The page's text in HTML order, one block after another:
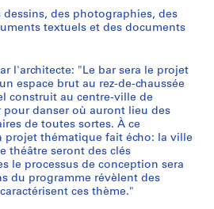
des photographies, des
textuels et des documents
l'architecte: "Le bar sera le projet
espace brut au rez-de-chaussée
construit au centre-ville de
pour danser où auront lieu des
de toutes sortes. À ce
projet thématique fait écho: la ville
théâtre seront des clés
le processus de conception sera
du programme révèlent des
ces thème."